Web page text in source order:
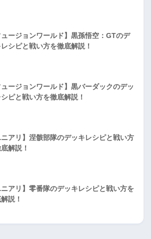
ュージョンワールド】黒孫悟空：GTのデ
レシピと戦い方を徹底解説！
ュージョンワールド】黒バーダックのデッ
ピと戦い方を徹底解説！
ニアリ】涅骸部隊のデッキレシピと戦い方
解説！
ニアリ】零番隊のデッキレシピと戦い方を
説！